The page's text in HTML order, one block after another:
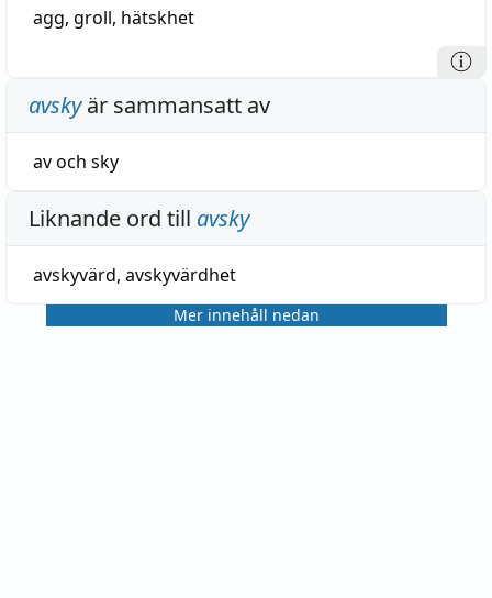
agg, groll, hätskhet
avskyär sammansatt av
avoch sky
Liknande ord till avsky
avskyvärd, avskyvärdhet
Mer innehåll nedan